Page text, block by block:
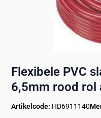
Flexibele PVC
6,5mm rood rol
Artikelcode: HD6911140